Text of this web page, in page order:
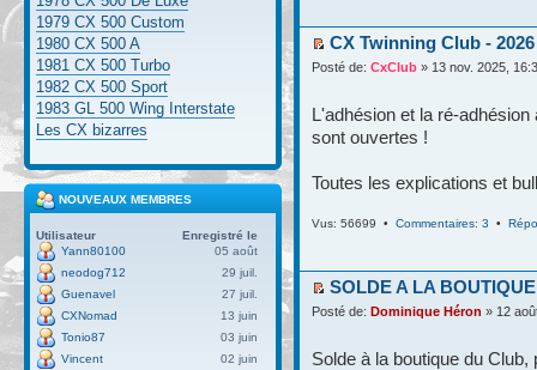
1979 CX 500 Custom
1980 CX 500 A
1981 CX 500 Turbo
1982 CX 500 Sport
1983 GL 500 Wing Interstate
Les CX bizarres
NOUVEAUX MEMBRES
Utilisateur
Enregistré le
Yann80100
05 août
neodog712
29 juil.
Guenavel
27 juil.
CXNomad
13 juin
Tonio87
03 juin
Vincent
02 juin
CX Twinning Club - 2026
Posté de: CxClub » 13 nov. 2025,
L'adhésion et la ré-
sont ouvertes !
Toutes les explications et
Vus: 56699 • Commentaires: 3 •
SOLDE A LA BOUTIQUE
Posté de: Dominique Héron » 12
Solde à la boutique du